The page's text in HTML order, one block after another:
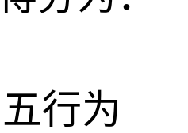
行为